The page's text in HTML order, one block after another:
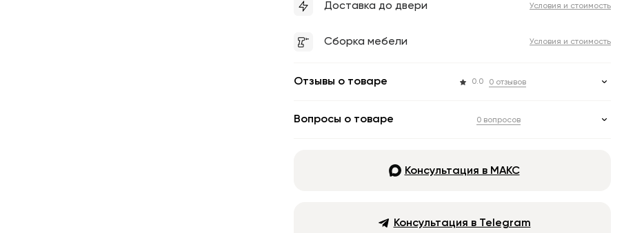
Доставка до двери Условия и стоимость
Сборка мебели Условия и стоимость
Отзывы о товаре 0.0 0 отзывов
Вопросы о товаре 0 вопросов
Консультация в МАКС
Консультация в Telegram